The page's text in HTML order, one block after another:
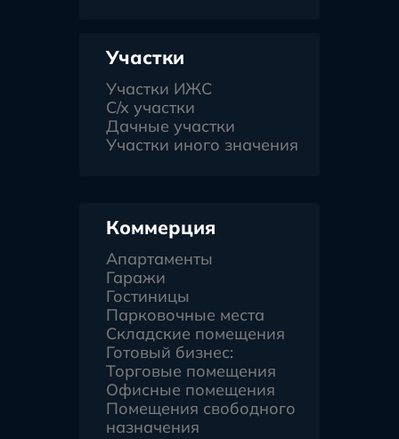
Участки
Участки ИЖС
С/х участки
Дачные участки
Участки иного значения
Коммерция
Апартаменты
Гаражи
Гостиницы
Парковочные места
Складские помещения
Готовый бизнес:
Торговые помещения
Офисные помещения
Помещения свободного
назначения